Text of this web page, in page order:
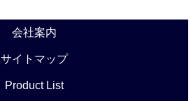
会社案内
サイトマップ
Product List